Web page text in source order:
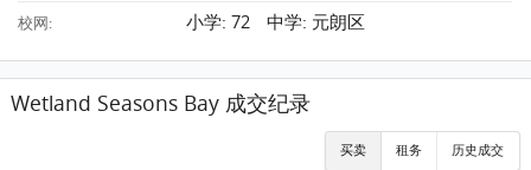
校网: 小学: 72 中学: 元朗区
Wetland Seasons Bay 成交纪录
买卖 租务 历史成交